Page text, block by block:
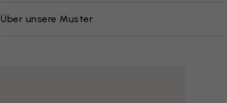
Über unsere Muster